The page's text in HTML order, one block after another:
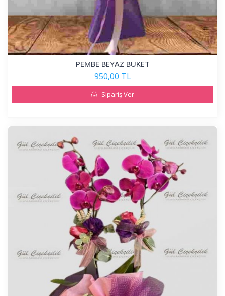
PEMBE BEYAZ BUKET
950,00 TL
Sipariş Ver